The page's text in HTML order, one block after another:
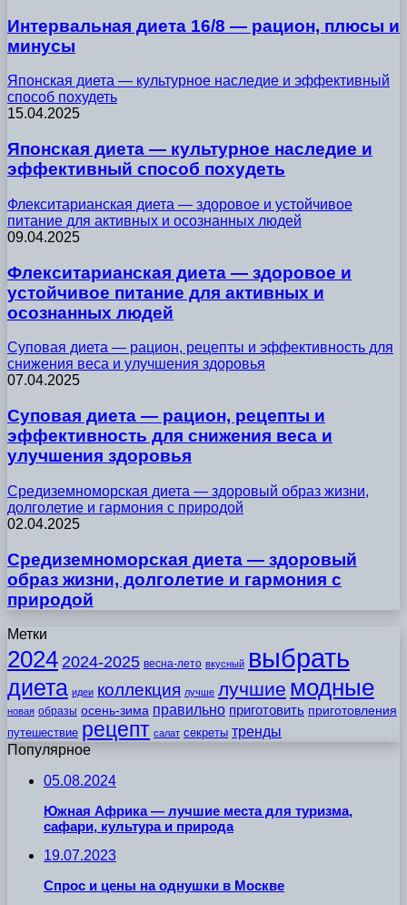
Интервальная диета 16/8 — рацион, плюсы и
минусы
Японская диета — культурное наследие и эффективный
способ похудеть
15.04.2025
Японская диета — культурное наследие и
эффективный способ похудеть
Флекситарианская диета — здоровое и устойчивое
питание для активных и осознанных людей
09.04.2025
Флекситарианская диета — здоровое и
устойчивое питание для активных и
осознанных людей
Суповая диета — рацион, рецепты и эффективность для
снижения веса и улучшения здоровья
07.04.2025
Суповая диета — рацион, рецепты и
эффективность для снижения веса и
улучшения здоровья
Средиземноморская диета — здоровый образ жизни,
долголетие и гармония с природой
02.04.2025
Средиземноморская диета — здоровый
образ жизни, долголетие и гармония с
природой
Метки
2024 2024-2025 весна-лето вкусный выбрать
диета идеи коллекция лучше лучшие модные
новая образы осень-зима правильно приготовить приготовления
путешествие рецепт салат секреты тренды
Популярное
05.08.2024
Южная Африка — лучшие места для туризма,
сафари, культура и природа
19.07.2023
Спрос и цены на однушки в Москве